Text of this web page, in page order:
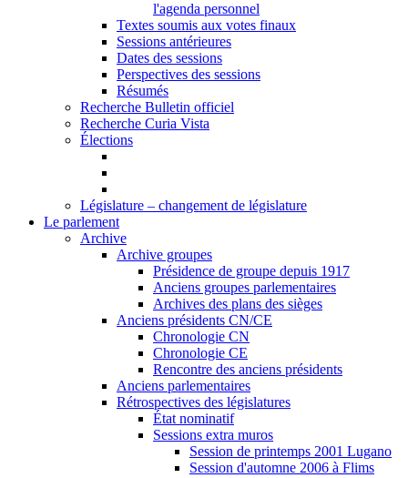
l'agenda personnel
Textes soumis aux votes finaux
Sessions antérieures
Dates des sessions
Perspectives des sessions
Résumés
Recherche Bulletin officiel
Recherche Curia Vista
Élections
Législature – changement de législature
Le parlement
Archive
Archive groupes
Présidence de groupe depuis 1917
Anciens groupes parlementaires
Archives des plans des sièges
Anciens présidents CN/CE
Chronologie CN
Chronologie CE
Rencontre des anciens présidents
Anciens parlementaires
Rétrospectives des législatures
État nominatif
Sessions extra muros
Session de printemps 2001 Lugano
Session d'automne 2006 à Flims